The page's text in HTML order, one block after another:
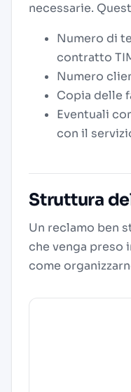
necessarie.
Numero di
contratto
Numero
Copia delle
Eventuali
con il
Struttura
Un reclamo ben
che venga preso
come